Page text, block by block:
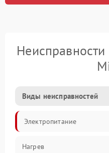
Виды неисправностей
Электропитание
Нагрев